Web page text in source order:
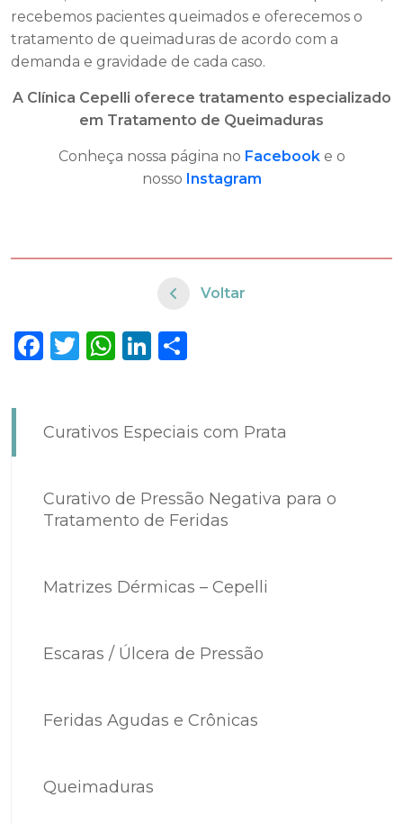
recebemos pacientes queimados e oferecemos o
tratamento de queimaduras de acordo com a
demanda e gravidade de cada caso.
A Clínica Cepelli oferece tratamento especializado
em Tratamento de Queimaduras
Conheça nossa página no Facebooke o
nosso Instagram
Voltar
Facebook
Twitter
WhatsApp
LinkedIn
Curativos Especiais com Prata
Curativo de Pressão Negativa para o
Tratamento de Feridas
Matrizes Dérmicas – Cepelli
Escaras / Úlcera de Pressão
Feridas Agudas e Crônicas
Queimaduras